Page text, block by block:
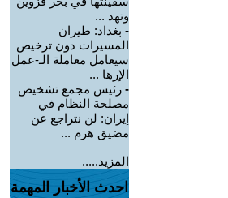
وتهد ...
- بغداد: طيران
المسيرات دون ترخيص
سيعامل معاملة الـ-عمل
الإرها ...
- رئيس مجمع تشخيص
مصلحة النظام في
إيران: لن نتراجع عن
مضيق هرم ...
المزيد.....
احدث الأخبار المهمة